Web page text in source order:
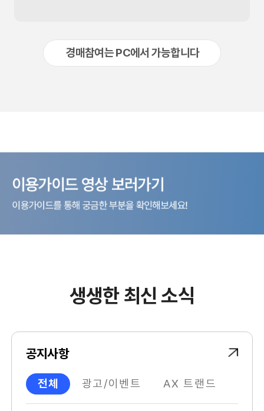
경매참여는 PC에서 가능합니다
생생한 최신 소식
공지사항
전체 광고/이벤트 AX 트랜드